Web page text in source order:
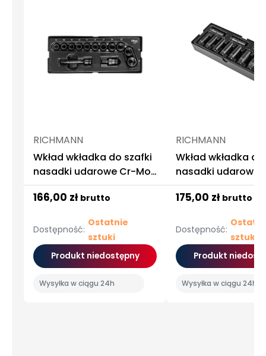
RICHMANN
Wkład wkładka do szafki
nasadki udarowe Cr-Mo
1/2 kpl. 13 el. Richmann
166,00 zł brutto
Dostępność:
Ostatnie
sztuki
Produkt niedostępny
Wysyłka w ciągu 24h
RICHMANN
Wkład wkładka
nasadki udarowe
długie kpl. 11 el.
175,00 zł brutto
Dostępność:
sztuki
Produkt
Wysyłka w ciągu 24h